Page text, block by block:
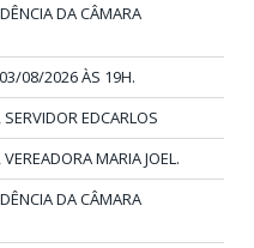
DA CÂMARA
08/2026 ÀS 19H.
EDCARLOS
MARIA JOEL.
DA CÂMARA